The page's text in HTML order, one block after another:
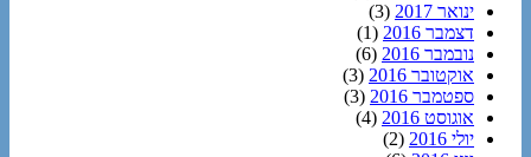
ינואר 2017
(3)
דצמבר 2016
(1)
נובמבר 2016
(6)
אוקטובר 2016
(3)
ספטמבר 2016
(3)
אוגוסט 2016
(4)
יולי 2016
(2)